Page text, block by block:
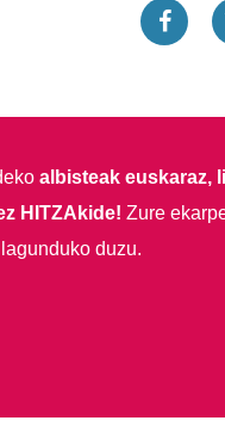
albisteak euskaraz,
HITZAkide! Zure
duzu.